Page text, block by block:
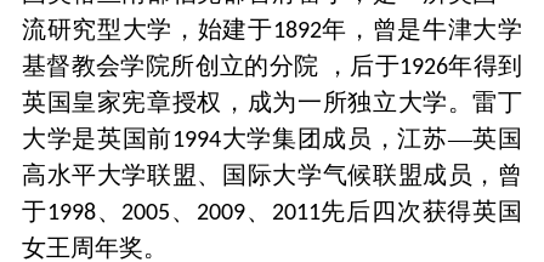
流研究型大学，始建于1892年，曾是牛津大学
基督教会学院所创立的分院 ，后于1926年得到
英国皇家宪章授权，成为一所独立大学。雷丁
大学是英国前1994大学集团成员，江苏—英国
高水平大学联盟、国际大学气候联盟成员，曾
于1998、 2005 、 2009、 2011先后四次获得英国
女王周年奖。